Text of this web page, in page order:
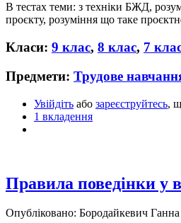
В тестах теми: з техніки БЖД,
проєкту, розуміння що таке
Класи: 9 клас, 8 клас, 7
Предмети: Трудове
Увійдіть або зареєструйтесь,
1 вкладення
Правила поведінки у
Опубліковано: Бородайкевич